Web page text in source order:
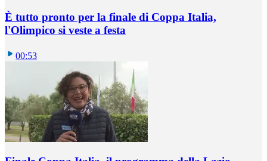
È tutto pronto per la finale di Coppa Italia,
l'Olimpico si veste a festa
00:53